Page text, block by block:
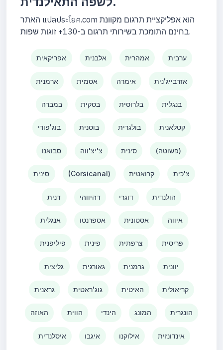
האתר แปลประโยค.com הוא אפליקציית תרגום מקוונת
בחינם התומכת בשירותי תרגום ב-130+ זוגות שפות.
אפריקאית אלבנית אמהרית ערבית
ארמנית אסמית אימרה אזרבייג'נית
במברה בסקית בלרוסית בנגלית
בוג'פורי בוסנית בולגרית קטלאנית
סבואנו צ'יצ'ווה סינית (פשוטה)
סינית (Corsicanal) קרואטית צ'כית
דנית דהיווהי דוגרי הולנדית
אנגלית אספרנטו אסטונית איווה
פיליפנית פינית צרפתית פריסית
גליצית גאורגית גרמנית יוונית
גראנית גוג'ראטית האיטית קריאולית
האוזה הווית הינדי המונג הונגרית
איסלנדית איגבו אילוקנו אינדונזית